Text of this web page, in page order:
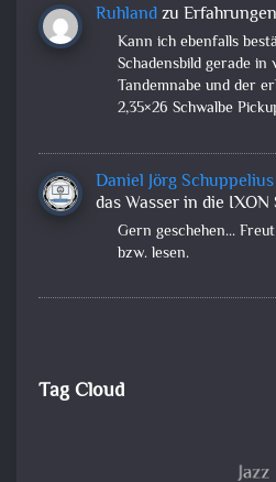
Ruhlandzu
Kann ich ebenfalls
Schadensbild gerade
Tandemnabe und der
2,35×26 Schwalbe
Daniel Jörg Schuppelius
das Wasser in die
Gern geschehen...
bzw. lesen.
Tag Cloud